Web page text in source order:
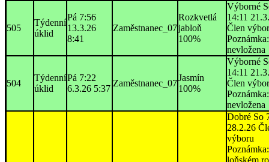
505
Týdenní
úklid
Pá 7:56
13.3.26
8:41
Zaměstnanec_07
Rozkvetlá
jabloň
100%
Výborné
14:11
Člen
Poznámka:
nevložena
504
Týdenní
úklid
Pá 7:22
6.3.26 5:37
Zaměstnanec_07
Jasmín
100%
Výborné
14:11
Člen
Poznámka:
nevložena
Dobré So
28.2.26
výboru
loňském